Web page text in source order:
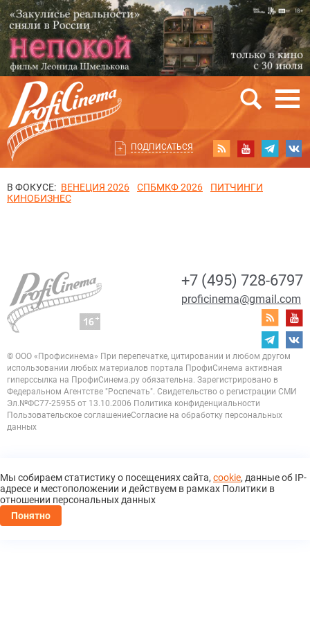
ПОДПИСАТЬСЯ
В ФОКУСЕ: ВЕНЕЦИЯ 2026 СПБМКФ 2026
ПИТЧИНГИ
КИНОБИЗНЕС
+7 (495) 728-6797
proficinema@gmail.com
© ООО «Профисинема» При перепечатке, цитировании и любом другом
использовании любых материалов портала ПрофиСинема активная
гиперссылка на ПрофиСинема.ру обязательна. Зарегистрировано в
Федеральном Агентстве "Роспечать". Свидетельство о регистрации СМИ
Эл.№ФС77-25955 от 13.10.2006 Политика конфиденциальности
Пользовательское соглашениеСогласие на обработку персональных
данных
Мы собираем статистику о посещениях сайта, cookie, данные об IP-
адресе и местоположении и действуем в рамках Политики в
отношении персональных данных
Понятно